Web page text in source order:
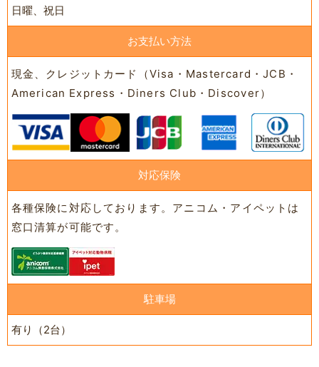
日曜、祝日
お支払い方法
現金、クレジットカード（Visa・Mastercard・JCB・
American Express・Diners Club・Discover）
対応保険
各種保険に対応しております。アニコム・アイペットは
窓口清算が可能です。
駐車場
有り（2台）